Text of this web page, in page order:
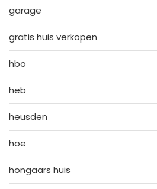
garage
gratis huis verkopen
hbo
heb
heusden
hoe
hongaars huis